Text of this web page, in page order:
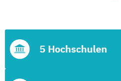
5 Hochschulen